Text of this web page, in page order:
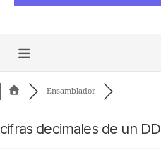
Ensamblador
cifras decimales de un DD